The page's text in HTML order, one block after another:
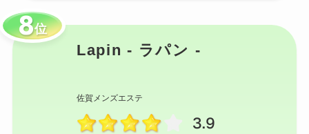
位
Lapin - ラパン -
佐賀メンズエステ
3.9